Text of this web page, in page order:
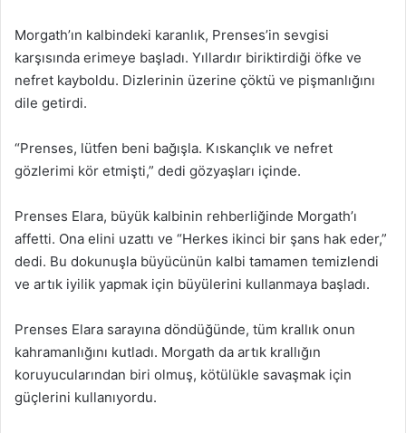
Morgath’ın kalbindeki karanlık, Prenses’in sevgisi
karşısında erimeye başladı. Yıllardır biriktirdiği öfke ve
nefret kayboldu. Dizlerinin üzerine çöktü ve pişmanlığını
dile getirdi.
“Prenses, lütfen beni bağışla. Kıskançlık ve nefret
gözlerimi kör etmişti,” dedi gözyaşları içinde.
Prenses Elara, büyük kalbinin rehberliğinde Morgath’ı
affetti. Ona elini uzattı ve “Herkes ikinci bir şans hak eder,”
dedi. Bu dokunuşla büyücünün kalbi tamamen temizlendi
ve artık iyilik yapmak için büyülerini kullanmaya başladı.
Prenses Elara sarayına döndüğünde, tüm krallık onun
kahramanlığını kutladı. Morgath da artık krallığın
koruyucularından biri olmuş, kötülükle savaşmak için
güçlerini kullanıyordu.